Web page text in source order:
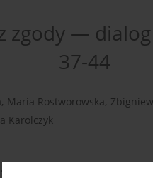
zgody —
37-44
, Maria Rostworowska,
Karolczyk